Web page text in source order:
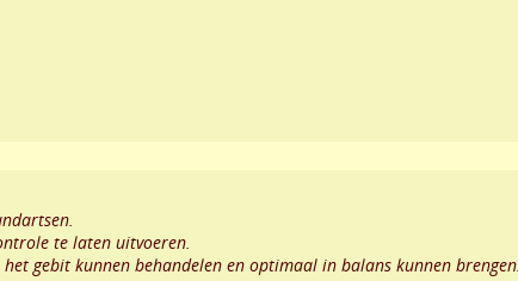
te laten uitvoeren.
gebit kunnen behandelen en optimaal in balans kunnen brengen.